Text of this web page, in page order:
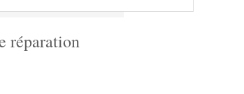
réparation